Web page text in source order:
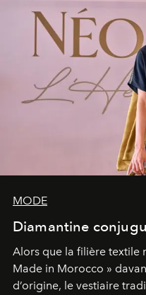
MODE
Diamantine
Alors que la filière textile
Made in Morocco »
d’origine, le vestiaire